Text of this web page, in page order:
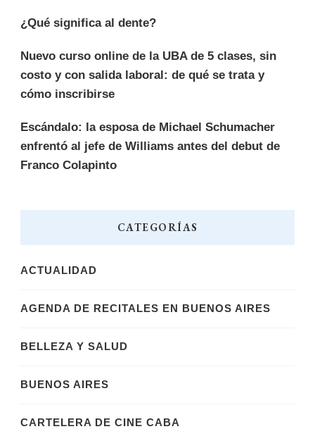
¿Qué significa al dente?
Nuevo curso online de la UBA de 5 clases, sin
costo y con salida laboral: de qué se trata y
cómo inscribirse
Escándalo: la esposa de Michael Schumacher
enfrentó al jefe de Williams antes del debut de
Franco Colapinto
CATEGORÍAS
ACTUALIDAD
AGENDA DE RECITALES EN BUENOS AIRES
BELLEZA Y SALUD
BUENOS AIRES
CARTELERA DE CINE CABA